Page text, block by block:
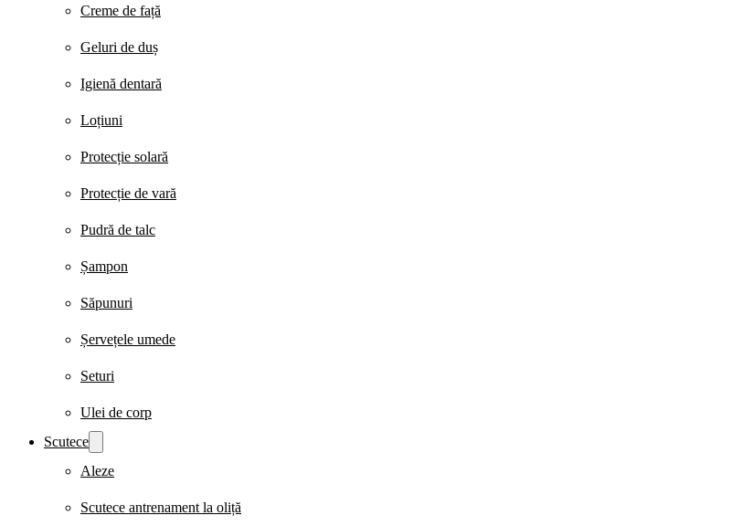
Creme de față
Geluri de duș
Igienă dentară
Loțiuni
Protecție solară
Protecție de vară
Pudră de talc
Șampon
Săpunuri
Șervețele umede
Seturi
Ulei de corp
Scutece
Aleze
Scutece antrenament la oliță